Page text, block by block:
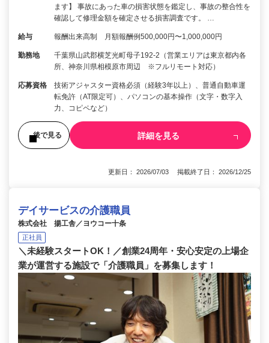
ます】 事故にあった車の損害状態を鑑定し、事故の整合性を
確認して修理金額を確定させる損害調査です。 …
給与 報酬出来高制 月額報酬例500,000円〜1,000,000円
勤務地
千葉県山武郡横芝光町母子192-2（営業エリアは東京都内各
所、神奈川県相模原市周辺 ※フルリモート対応）
応募資格
技術アジャスター資格必須（経験3年以上）、普通自動車運
転免許（AT限定可）、パソコンの基本操作（文字・数字入
力、コピペなど）
後で見る 詳細を見る
更新日： 2026/07/03 掲載終了日： 2026/12/25
デイサービスの介護職員
株式会社 揚工舎／ヨウコー十条
正社員
＼未経験スタートOK！／創業24周年・安心安定の上場企
業が運営する施設で「介護職員」を募集します！